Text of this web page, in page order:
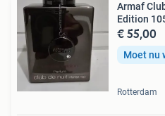
Armaf
Edition
€ 55,00
Moet nu
Rotterdam